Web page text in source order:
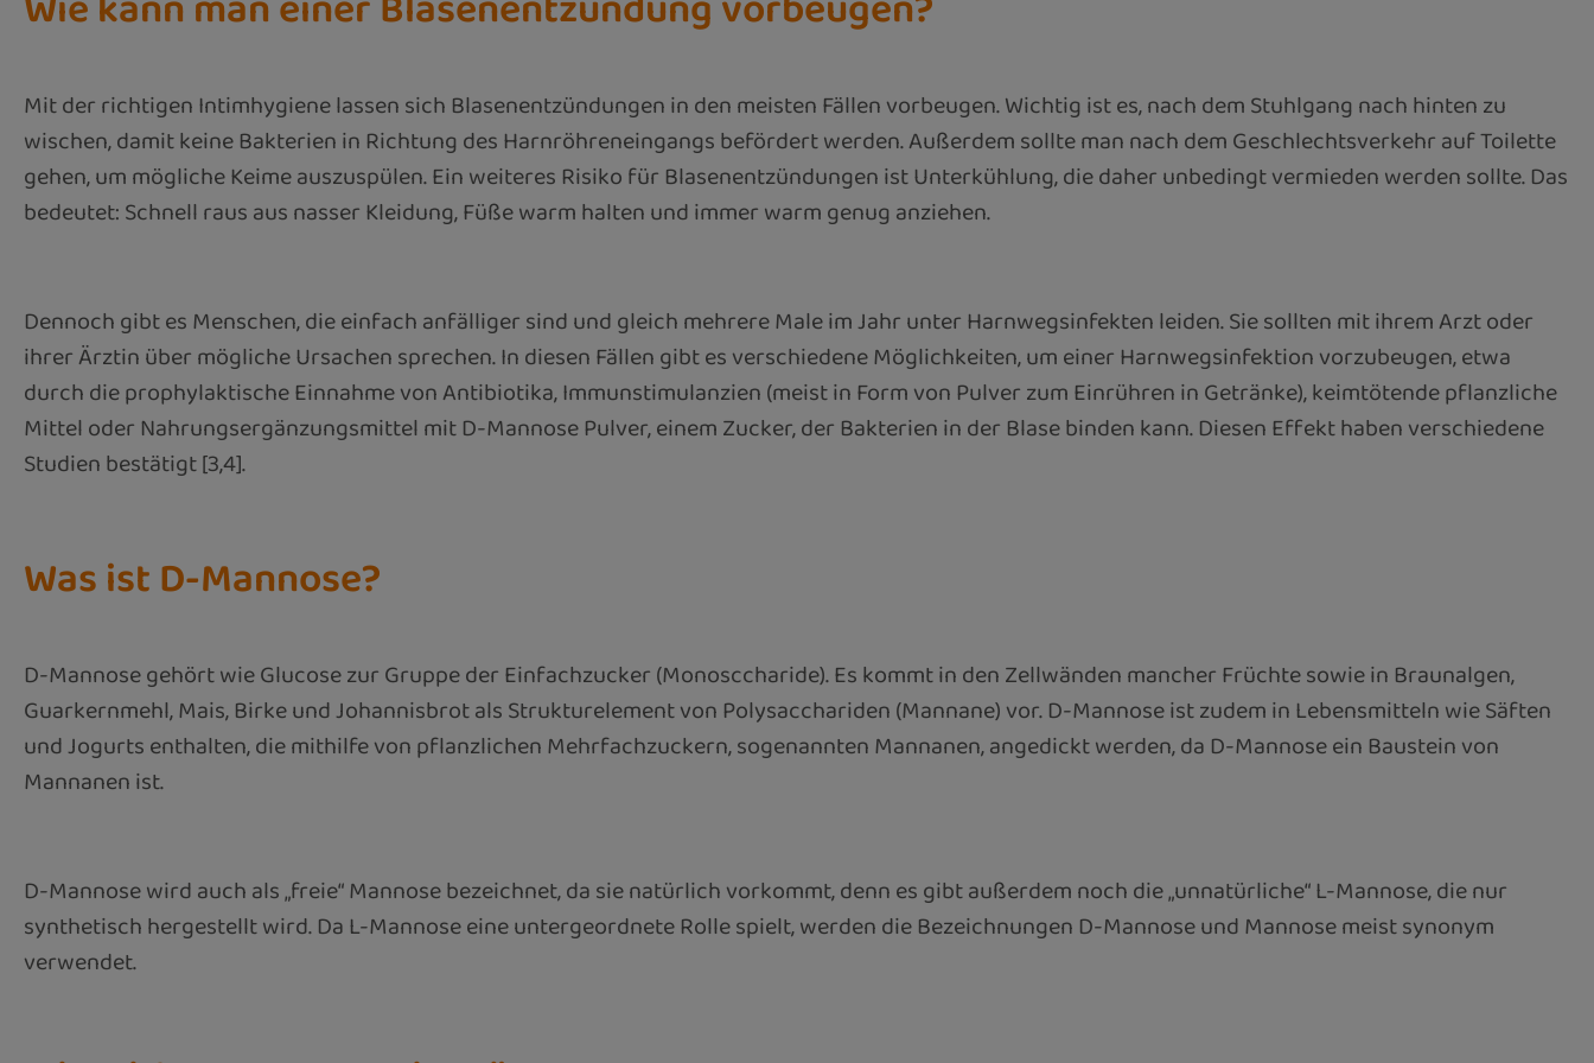
Mit der richtigen Intimhygiene lassen sich Blasenentzündungen in den meisten Fällen vorbeugen. Wichtig ist es, nach dem Stuhlgang nach hinten zu
wischen, damit keine Bakterien in Richtung des Harnröhreneingangs befördert werden. Außerdem sollte man nach dem Geschlechtsverkehr auf Toilette
gehen, um mögliche Keime auszuspülen. Ein weiteres Risiko für Blasenentzündungen ist Unterkühlung, die daher unbedingt vermieden werden sollte. Das
bedeutet: Schnell raus aus nasser Kleidung, Füße warm halten und immer warm genug anziehen.
Dennoch gibt es Menschen, die einfach anfälliger sind und gleich mehrere Male im Jahr unter Harnwegsinfekten leiden. Sie sollten mit ihrem Arzt oder
ihrer Ärztin über mögliche Ursachen sprechen. In diesen Fällen gibt es verschiedene Möglichkeiten, um einer Harnwegsinfektion vorzubeugen, etwa
durch die prophylaktische Einnahme von Antibiotika, Immunstimulanzien (meist in Form von Pulver zum Einrühren in Getränke), keimtötende pflanzliche
Mittel oder Nahrungsergänzungsmittel mit D-Mannose Pulver, einem Zucker, der Bakterien in der Blase binden kann. Diesen Effekt haben verschiedene
Studien bestätigt [3,4].
Was ist D-Mannose?
D-Mannose gehört wie Glucose zur Gruppe der Einfachzucker (Monosccharide). Es kommt in den Zellwänden mancher Früchte sowie in Braunalgen,
Guarkernmehl, Mais, Birke und Johannisbrot als Strukturelement von Polysacchariden (Mannane) vor. D-Mannose ist zudem in Lebensmitteln wie Säften
und Jogurts enthalten, die mithilfe von pflanzlichen Mehrfachzuckern, sogenannten Mannanen, angedickt werden, da D-Mannose ein Baustein von
Mannanen ist.
D-Mannose wird auch als „freie“ Mannose bezeichnet, da sie natürlich vorkommt, denn es gibt außerdem noch die „unnatürliche“ L-Mannose, die nur
synthetisch hergestellt wird. Da L-Mannose eine untergeordnete Rolle spielt, werden die Bezeichnungen D-Mannose und Mannose meist synonym
verwendet.